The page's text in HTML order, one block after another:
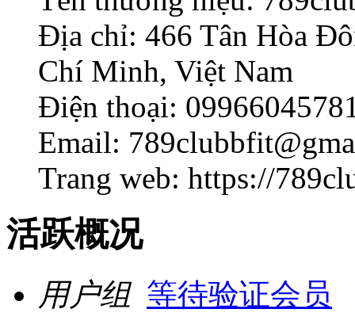
Địa chỉ: 466 Tân Hòa
Chí Minh, Việt Nam
Điện thoại:
Email:
Trang web: https://
活跃概况
用户组 等待验证会员